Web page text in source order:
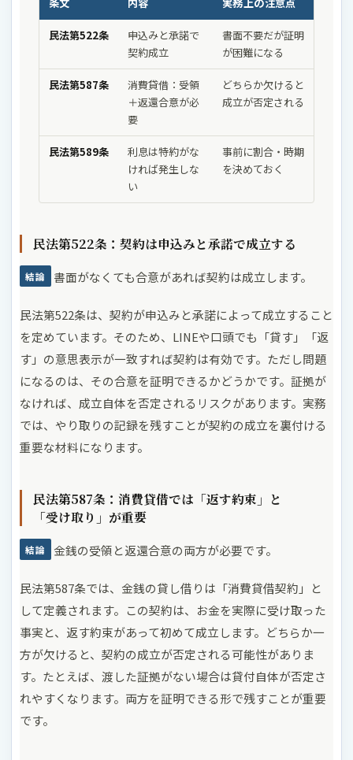
条文 内容 実務上の注意点
民法第522条
申込みと承諾で
契約成立
書面不要だが証明
が困難になる
民法第587条
消費貸借：受領
＋返還合意が必
要
どちらか欠けると
成立が否定される
民法第589条
利息は特約がな
ければ発生しな
い
事前に割合・時期
を決めておく
民法第522条：契約は申込みと承諾で成立する
結論 書面がなくても合意があれば契約は成立します。
民法第522条は、契約が申込みと承諾によって成立すること
を定めています。そのため、LINEや口頭でも「貸す」「返
す」の意思表示が一致すれば契約は有効です。ただし問題
になるのは、その合意を証明できるかどうかです。証拠が
なければ、成立自体を否定されるリスクがあります。実務
では、やり取りの記録を残すことが契約の成立を裏付ける
重要な材料になります。
民法第587条：消費貸借では「返す約束」と
「受け取り」が重要
結論 金銭の受領と返還合意の両方が必要です。
民法第587条では、金銭の貸し借りは「消費貸借契約」と
して定義されます。この契約は、お金を実際に受け取った
事実と、返す約束があって初めて成立します。どちらか一
方が欠けると、契約の成立が否定される可能性がありま
す。たとえば、渡した証拠がない場合は貸付自体が否定さ
れやすくなります。両方を証明できる形で残すことが重要
です。